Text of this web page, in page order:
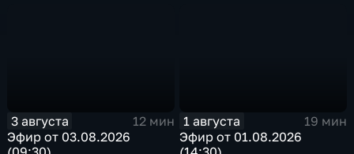
3 августа
12 мин
Эфир от 03.08.2026
1 августа
19 мин
Эфир от 01.08.2026